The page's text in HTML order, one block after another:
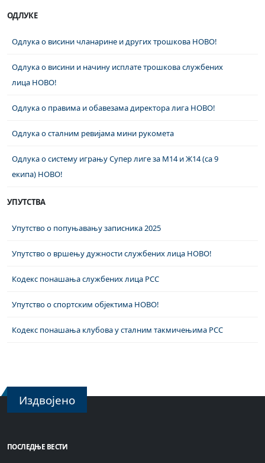
ОДЛУКЕ
Одлука о висини чланарине и других трошкова НОВО!
Одлука о висини и начину исплате трошкова службених
лица НОВО!
Одлука о правима и обавезама директора лига НОВО!
Одлука о сталним ревијама мини рукомета
Одлука о систему игрању Супер лиге за М14 и Ж14 (са 9
екипа) НОВО!
УПУТСТВА
Упутство о попуњавању записника 2025
Упутство о вршењу дужности службених лица НОВО!
Кодекс понашања службених лица РСС
Упутство о спортским објектима НОВО!
Кодекс понашања клубова у сталним такмичењима РСС
Издвојено
ПОСЛЕДЊЕ ВЕСТИ